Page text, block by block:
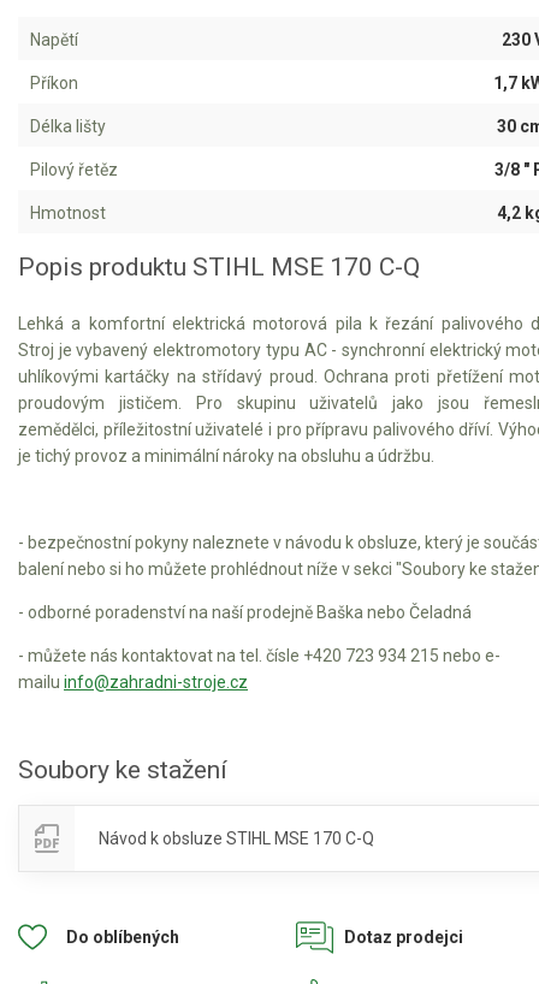
Štípačka na dřevo
VARI
Vertikutátory
Kultivátory
Nůžky na živý plot
Elektrocentrály
Štěpkovače a drtiče
Elektrické skútry
Elektrické tříkolky pracovní
Náhradní díly
Napětí 230
Příkon 1,7
Délka lišty 30
Pilový řetěz 3/8 "
Hmotnost 4,2
Popis produktu STIHL MSE 170 C-Q
Lehká a komfortní elektrická motorová pila k řezání palivového
Stroj je vybavený elektromotory typu AC - synchronní elektrický
uhlíkovými kartáčky na střídavý proud. Ochrana proti přetížení
proudovým jističem. Pro skupinu uživatelů jako jsou
zemědělci, příležitostní uživatelé i pro přípravu palivového dříví.
je tichý provoz a minimální nároky na obsluhu a údržbu.
- bezpečnostní pokyny naleznete v návodu k obsluze, který je
balení nebo si ho můžete prohlédnout níže v sekci "Soubory ke
- odborné poradenství na naší prodejně Baška nebo Čeladná
- můžete nás kontaktovat na tel. čísle +420 723 934 215 nebo e-
mailu info@zahradni-stroje.cz
Soubory ke stažení
Návod k obsluze STIHL MSE 170 C-Q
Do oblíbených Dotaz prodejci